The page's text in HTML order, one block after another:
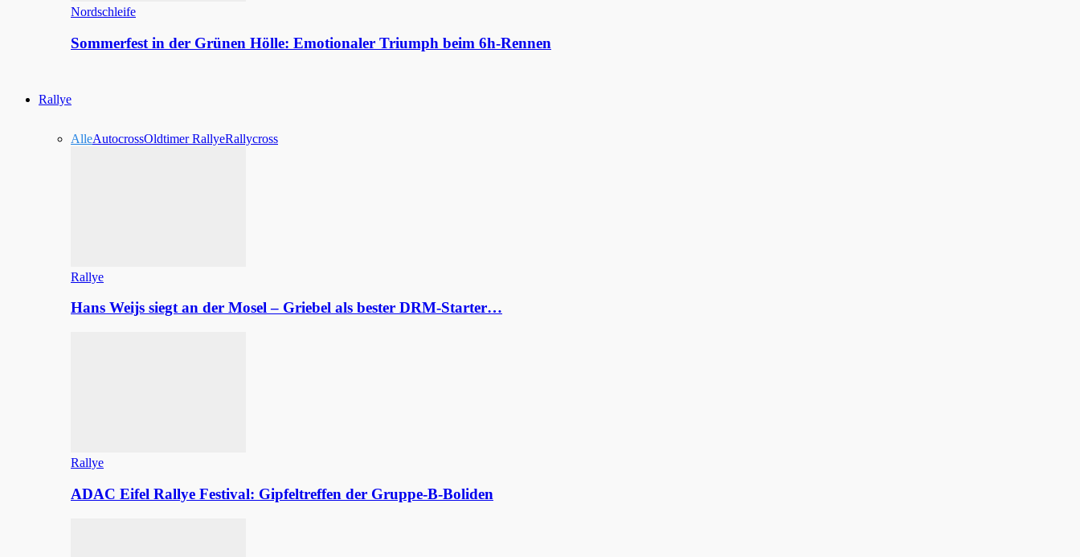
Nordschleife
Sommerfest in der Grünen Hölle: Emotionaler Triumph beim 6h-Rennen
Rallye
AlleAutocrossOldtimer RallyeRallycross
Rallye
Hans Weijs siegt an der Mosel – Griebel als bester DRM-Starter…
Rallye
ADAC Eifel Rallye Festival: Gipfeltreffen der Gruppe-B-Boliden